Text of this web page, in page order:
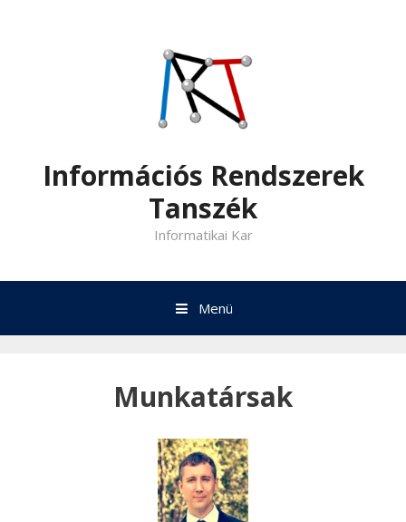
Információs Rendszerek
Tanszék
Informatikai Kar
Menü
Munkatársak